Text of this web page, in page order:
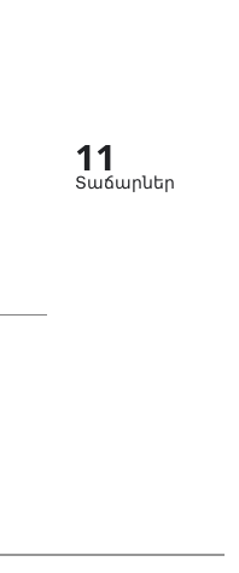
11
Տաճարներ